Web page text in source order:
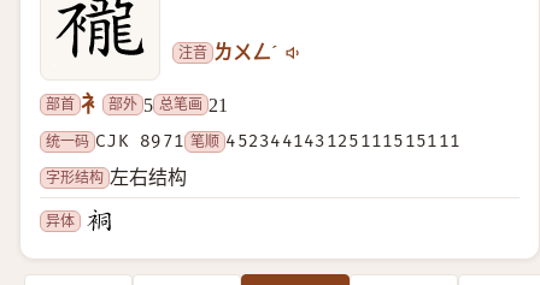
注音 ㄌㄨㄥˊ
部首 衤 部外 5 总笔画 21
统一码 CJK 8971 笔顺 452344143125111515111
字形结构 左右结构
异体